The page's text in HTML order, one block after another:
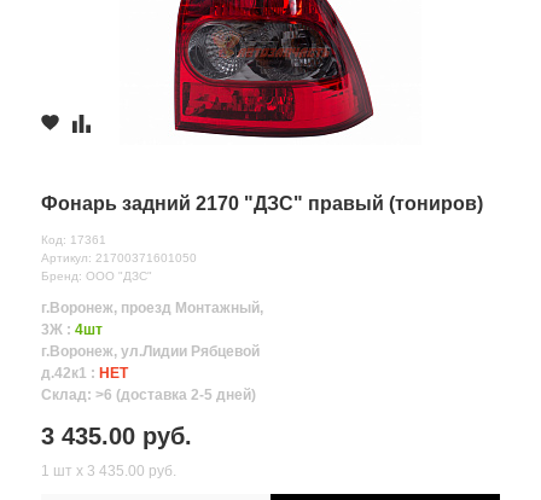
Фонарь задний 2170 "ДЗС" правый (тониров)
Код: 17361
Артикул: 21700371601050
Бренд: ООО "ДЗС"
г.Воронеж, проезд Монтажный,
3Ж : 4шт
г.Воронеж, ул.Лидии Рябцевой
д.42к1 : НЕТ
Склад: >6 (доставка 2-5 дней)
3 435.00 руб.
1 шт х 3 435.00 руб.